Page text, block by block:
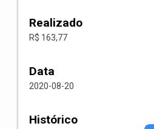
Realizado
R$ 163,77
Data
2020-08-20
Histórico